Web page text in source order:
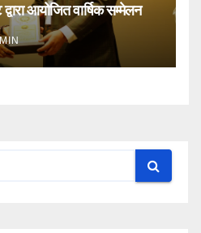
आयोजित वार्षिक सम्मेलन